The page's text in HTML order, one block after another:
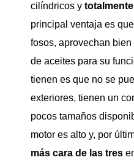
cilíndricos y
principal ventaja es
fosos, aprovechan
de aceites para su
tienen es que no se
exteriores, tienen un
pocos tamaños
motor es alto y, por
más cara de las tres